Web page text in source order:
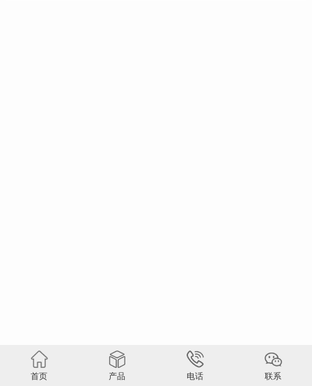
首页 产品 电话 联系